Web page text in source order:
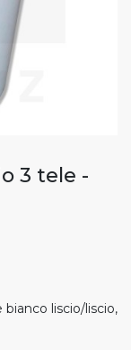
3 tele -
liscio/liscio,